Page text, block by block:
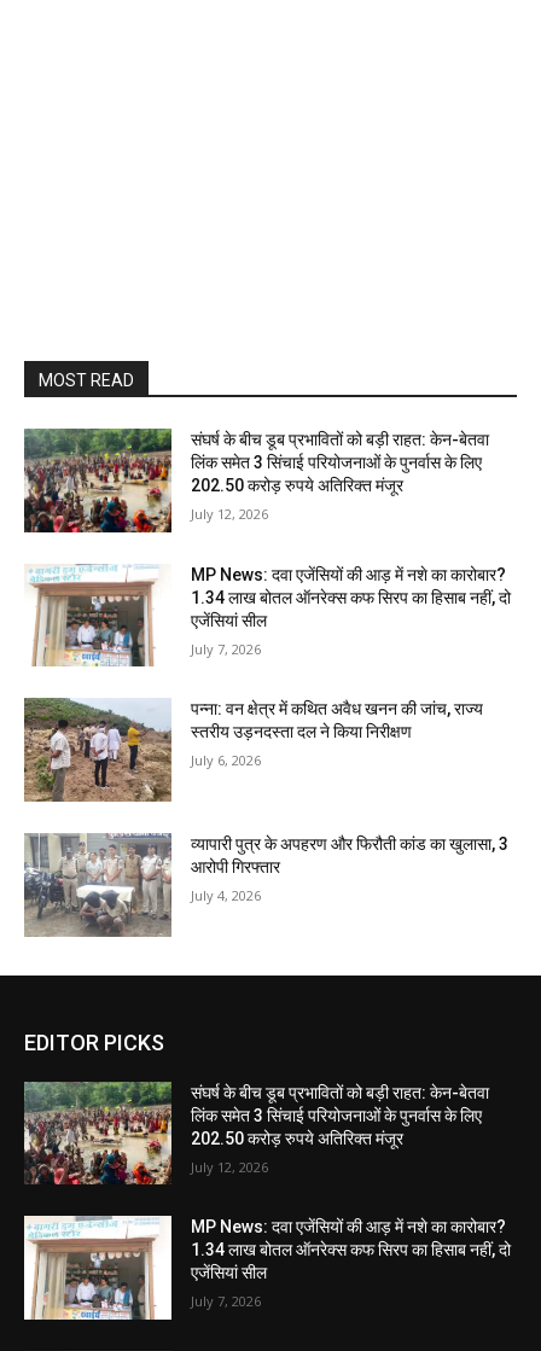
MOST READ
संघर्ष के बीच डूब प्रभावितों को बड़ी राहत: केन-बेतवा
लिंक समेत 3 सिंचाई परियोजनाओं के पुनर्वास के लिए
202.50 करोड़ रुपये अतिरिक्त मंजूर
July 12, 2026
MP News: दवा एजेंसियों की आड़ में नशे का कारोबार?
1.34 लाख बोतल ऑनरेक्स कफ सिरप का हिसाब नहीं, दो
एजेंसियां सील
July 7, 2026
पन्ना: वन क्षेत्र में कथित अवैध खनन की जांच, राज्य
स्तरीय उड़नदस्ता दल ने किया निरीक्षण
July 6, 2026
व्यापारी पुत्र के अपहरण और फिरौती कांड का खुलासा, 3
आरोपी गिरफ्तार
July 4, 2026
EDITOR PICKS
संघर्ष के बीच डूब प्रभावितों को बड़ी राहत: केन-बेतवा
लिंक समेत 3 सिंचाई परियोजनाओं के पुनर्वास के लिए
202.50 करोड़ रुपये अतिरिक्त मंजूर
July 12, 2026
MP News: दवा एजेंसियों की आड़ में नशे का कारोबार?
1.34 लाख बोतल ऑनरेक्स कफ सिरप का हिसाब नहीं, दो
एजेंसियां सील
July 7, 2026